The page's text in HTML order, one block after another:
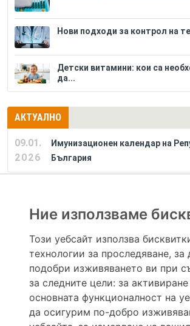
Нови подходи за контрол на
Детски витамини: кои са
да...
АКТУАЛНО
09.01.
2026
Имунизационен календар на
България
Hapche.bg НЕ е медицински, зравен или сроден
консултации и здравни съвети. Hapche.bg НЕ се явява
осигурява диагноза и лечение. Hapche.bg НЕ препоръчва
сродни специалисти и заведения. Hapche.bg НЕ търгува с
хранителни добавки. Информацията, публикувана в Hapche.bg,
само и единствено за справочни цели. Същата се предоставя
актуалност, изчерпателност и точност, при все че се полагат
и допълване на данните и за коригиране на неточностите. При
Ние използваме
Този уебсайт използва
технологии за проследяване, за
подобри изживяването ви при
за следните цели: за активиране
основната функционалност на
да осигурим по-добро